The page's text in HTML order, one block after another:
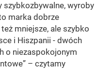
szybkozbywalne, wyroby
marka dobrze
mniejsze, ale szybko
i Hiszpanii - dwóch
o niezaspokojonym
– czytamy